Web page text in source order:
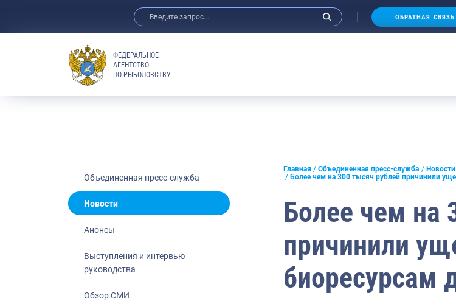
Анонсы
Отраслевые СМИ
Выставки и конференции
Рыбоохрана России
Отрасль в цифрах
ОБРАТНАЯ СВЯЗЬ
ФЕДЕРАЛЬНОЕ
АГЕНТСТВО
ПО РЫБОЛОВСТВУ
Объединенная пресс-служба
Новости
Анонсы
Выступления и интервью
руководства
Обзор СМИ
Главная Объединенная пресс-служба
Новости
Более чем на 300 тысяч рублей причинили
Более чем на
причинили
биоресурсам